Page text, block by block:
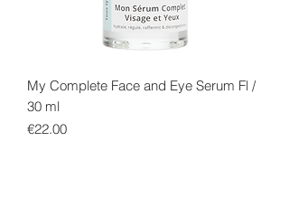
My Complete Face and Eye Serum Fl /
30 ml
Price
€22.00